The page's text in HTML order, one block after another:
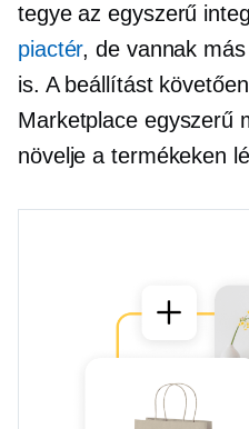
tegye az egyszerű
piactér, de vannak
is. A beállítást
Marketplace egyszerű
növelje a termékeken